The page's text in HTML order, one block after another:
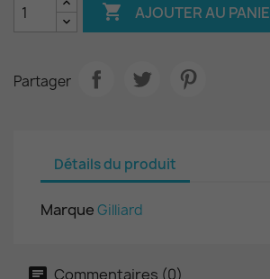
 AJOUTER AU
Partager
Détails du produit
MarqueGilliard
Commentaires (0)